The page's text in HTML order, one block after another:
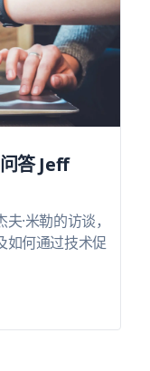
答 Jeff
·米勒的访谈，
如何通过技术促